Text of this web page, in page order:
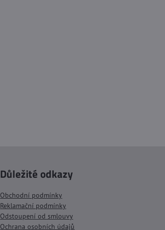
Důležité odkazy
Obchodní podmínky
Reklamační podmínky
Odstoupení od smlouvy
Ochrana osobních údajů